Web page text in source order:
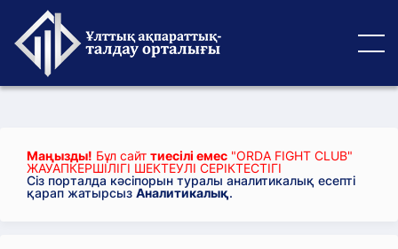
Маңызды! Бұл сайт тиесілі емес "ORDA FIGHT CLUB"
ЖАУАПКЕРШІЛІГІ ШЕКТЕУЛІ СЕРІКТЕСТІГІ
Сіз порталда кәсіпорын туралы аналитикалық есепті
қарап жатырсыз Аналитикалық.